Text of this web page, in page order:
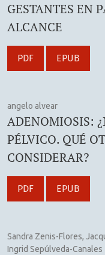
GESTANTES EN
ALCANCE
PDF EPUB
angelo alvear
ADENOMIOSIS:
PÉLVICO. QUÉ
CONSIDERAR?
PDF EPUB
Sandra Zenis-Flores,
Ingrid Sepúlveda-Canales